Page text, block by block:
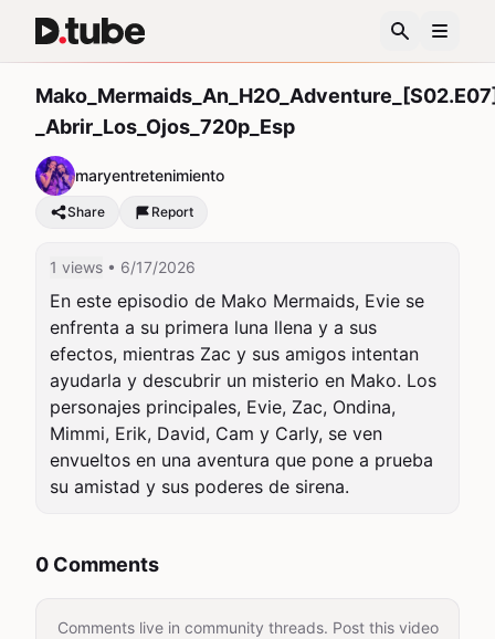
_Abrir_Los_Ojos_720p_Esp
maryentretenimiento
Share Report
1 views • 6/17/2026
En este episodio de Mako Mermaids, Evie se
enfrenta a su primera luna llena y a sus
efectos, mientras Zac y sus amigos intentan
ayudarla y descubrir un misterio en Mako. Los
personajes principales, Evie, Zac, Ondina,
Mimmi, Erik, David, Cam y Carly, se ven
envueltos en una aventura que pone a prueba
su amistad y sus poderes de sirena.
0 Comments
Comments live in community threads. Post this video